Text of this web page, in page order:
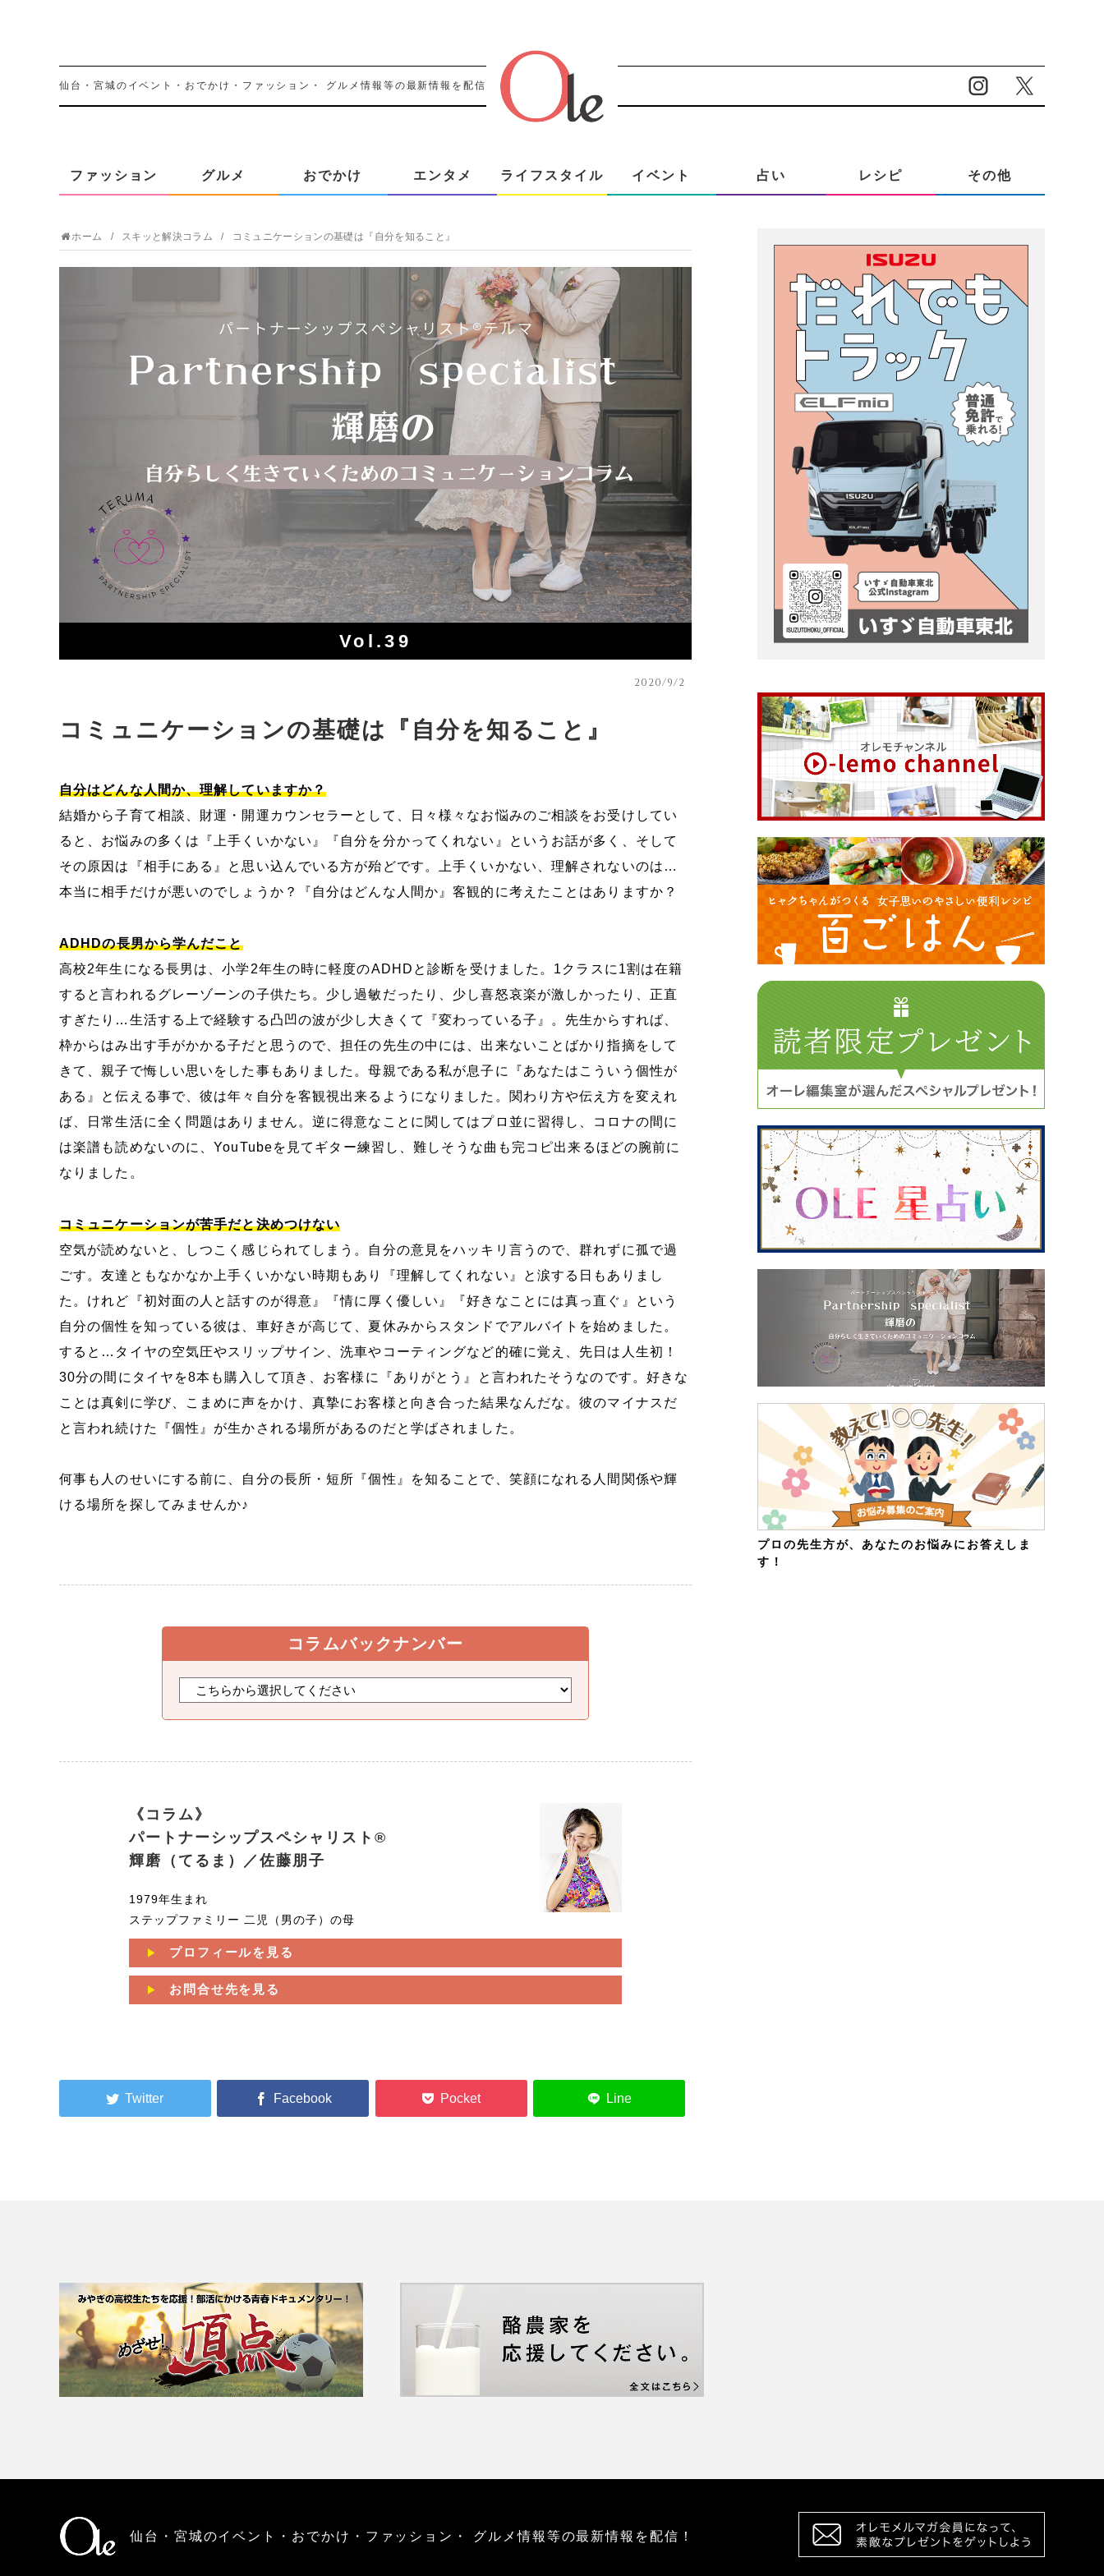
仙台・宮城のイベント・おでかけ・ファッション・ グルメ情報等の最新情報を配信！！
ファッション グルメ おでかけ エンタメ ライフスタイル イベント 占い レシピ その他
ホーム スキッと解決コラム コミュニケーションの基礎は『自分を知ること』
Vol.39
2020/9/2
コミュニケーションの基礎は『自分を知ること』
自分はどんな人間か、理解していますか？
結婚から子育て相談、財運・開運カウンセラーとして、日々様々なお悩みのご相談をお受けしてい
ると、お悩みの多くは『上手くいかない』『自分を分かってくれない』というお話が多く、そして
その原因は『相手にある』と思い込んでいる方が殆どです。上手くいかない、理解されないのは…
本当に相手だけが悪いのでしょうか？『自分はどんな人間か』客観的に考えたことはありますか？
ADHDの長男から学んだこと
高校2年生になる長男は、小学2年生の時に軽度のADHDと診断を受けました。1クラスに1割は在籍
すると言われるグレーゾーンの子供たち。少し過敏だったり、少し喜怒哀楽が激しかったり、正直
すぎたり…生活する上で経験する凸凹の波が少し大きくて『変わっている子』。先生からすれば、
枠からはみ出す手がかかる子だと思うので、担任の先生の中には、出来ないことばかり指摘をして
きて、親子で悔しい思いをした事もありました。母親である私が息子に『あなたはこういう個性が
ある』と伝える事で、彼は年々自分を客観視出来るようになりました。関わり方や伝え方を変えれ
ば、日常生活に全く問題はありません。逆に得意なことに関してはプロ並に習得し、コロナの間に
は楽譜も読めないのに、YouTubeを見てギター練習し、難しそうな曲も完コピ出来るほどの腕前に
なりました。
コミュニケーションが苦手だと決めつけない
空気が読めないと、しつこく感じられてしまう。自分の意見をハッキリ言うので、群れずに孤で過
ごす。友達ともなかなか上手くいかない時期もあり『理解してくれない』と涙する日もありまし
た。けれど『初対面の人と話すのが得意』『情に厚く優しい』『好きなことには真っ直ぐ』という
自分の個性を知っている彼は、車好きが高じて、夏休みからスタンドでアルバイトを始めました。
すると…タイヤの空気圧やスリップサイン、洗車やコーティングなど的確に覚え、先日は人生初！
30分の間にタイヤを8本も購入して頂き、お客様に『ありがとう』と言われたそうなのです。好きな
ことは真剣に学び、こまめに声をかけ、真摯にお客様と向き合った結果なんだな。彼のマイナスだ
と言われ続けた『個性』が生かされる場所があるのだと学ばされました。
何事も人のせいにする前に、自分の長所・短所『個性』を知ることで、笑顔になれる人間関係や輝
ける場所を探してみませんか♪
コラムバックナンバー
《コラム》
パートナーシップスペシャリスト®
輝磨（てるま）／佐藤朋子
1979年生まれ
ステップファミリー 二児（男の子）の母
プロフィールを見る
お問合せ先を見る
プロの先生方が、あなたのお悩みにお答えしま
す！
仙台・宮城のイベント・おでかけ・ファッション・ グルメ情報等の最新情報を配信！